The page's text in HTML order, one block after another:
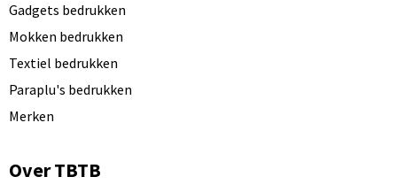
Gadgets bedrukken
Mokken bedrukken
Textiel bedrukken
Paraplu's bedrukken
Merken
Over TBTB